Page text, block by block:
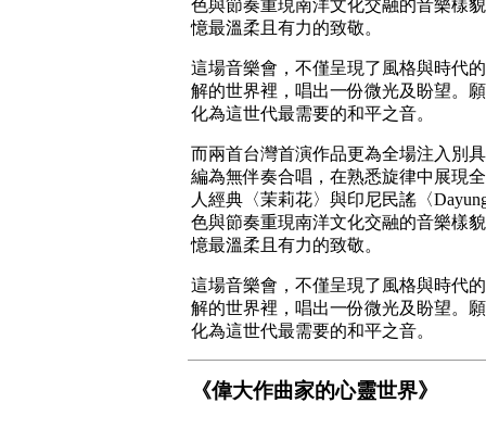
色與節奏重現南洋文化交融的音樂樣
憶最溫柔且有力的致敬。
這場音樂會，不僅呈現了風格與時代
解的世界裡，唱出一份微光及盼望。
化為這世代最需要的和平之音。
而兩首台灣首演作品更為全場注入別
編為無伴奏合唱，在熟悉旋律中展現
人經典〈茉莉花〉與印尼民謠〈
色與節奏重現南洋文化交融的音樂樣
憶最溫柔且有力的致敬。
這場音樂會，不僅呈現了風格與時代
解的世界裡，唱出一份微光及盼望。
化為這世代最需要的和平之音。
《偉大作曲家的心靈世界》